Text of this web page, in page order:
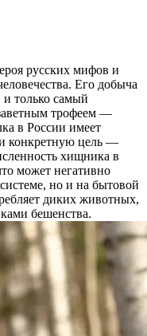
русских мифов и
Его добыча
и только самый
трофеем —
в России имеет
конкретную цель —
хищника в
может негативно
но и на бытовой
диких животных,
бешенства.